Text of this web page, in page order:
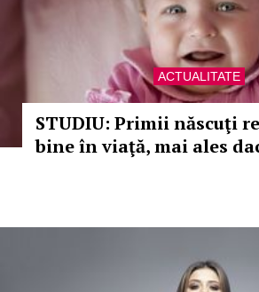
ACTUALITATE
STUDIU: Primii născuţi
bine în viaţă, mai ales